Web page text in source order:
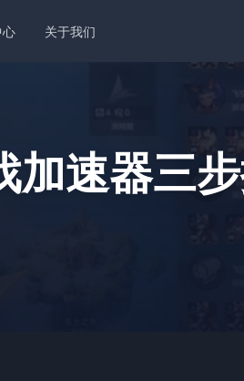
关于我们
加速器三